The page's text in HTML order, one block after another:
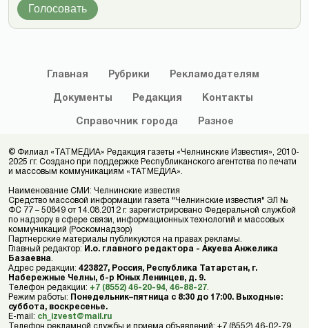
Голосовать
Главная Рубрики Рекламодателям
Документы Редакция Контакты
Справочник города Разное
© Филиал «ТАТМЕДИА» Редакция газеты «Челнинские Известия», 2010-
2025 гг. Создано при поддержке Республиканского агентства по печати
и массовым коммуникациям «ТАТМЕДИА».
Наименование СМИ: Челнинские известия
Средство массовой информации газета "Челнинские известия" ЭЛ №
ФС 77 – 50849 от 14.08.2012 г. зарегистрировано Федеральной службой
по надзору в сфере связи, информационных технологий и массовых
коммуникаций (Роскомнадзор)
Партнерские материалы публикуются на правах рекламы.
Главный редактор: И.о. главного редактора - Акуева Анжелика
Базаевна
Адрес редакции: 423827, Россия, Республика Татарстан, г.
Набережные Челны, б-р Юных Ленинцев, д. 9.
Телефон редакции: +7 (8552) 46-20-94 46-88-27
Режим работы: Понедельник–пятница с 8:30 до 17:00. Выходные:
суббота, воскресенье.
E-mail: ch_izvest@mail.ru
Телефон рекламной службы и приема объявлений: +7 (8552) 46-02-79,